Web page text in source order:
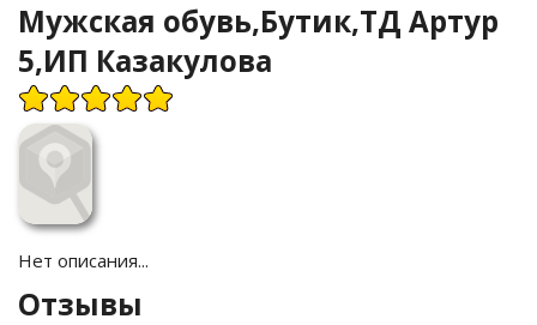
Мужская обувь,Бутик,ТД Артур
5,ИП Казакулова
Нет описания...
Отзывы